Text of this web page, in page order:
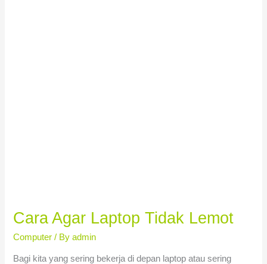
Cara Agar Laptop Tidak Lemot
Computer / Byadmin
Bagi kita yang sering bekerja di depan laptop atau sering